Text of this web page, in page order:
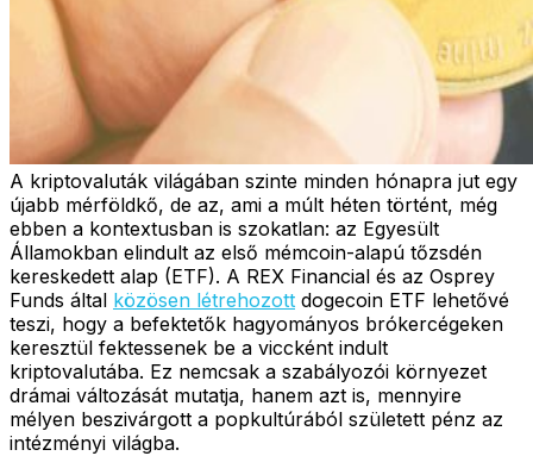
A kriptovaluták világában szinte minden hónapra jut egy
újabb mérföldkő, de az, ami a múlt héten történt, még
ebben a kontextusban is szokatlan: az Egyesült
Államokban elindult az első mémcoin-alapú tőzsdén
kereskedett alap (ETF). A REX Financial és az Osprey
Funds által közösen létrehozott dogecoin ETF lehetővé
teszi, hogy a befektetők hagyományos brókercégeken
keresztül fektessenek be a viccként indult
kriptovalutába. Ez nemcsak a szabályozói környezet
drámai változását mutatja, hanem azt is, mennyire
mélyen beszivárgott a popkultúrából született pénz az
intézményi világba.